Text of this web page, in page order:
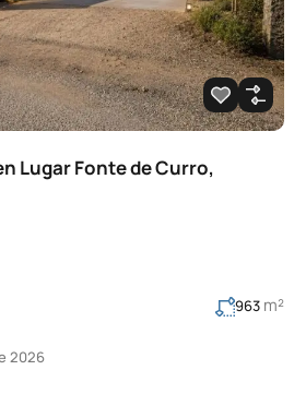
Lugar Fonte de Curro,
963 m²
2026